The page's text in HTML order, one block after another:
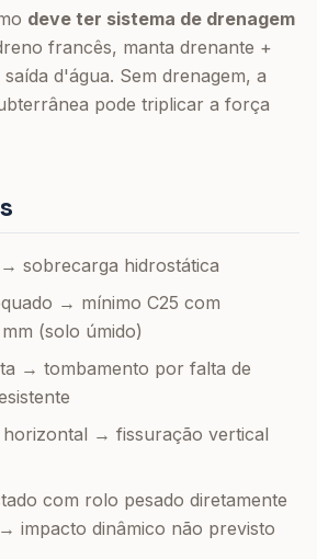
deve ter sistema de drenagem
francês, manta drenante +
d'água. Sem drenagem, a
pode triplicar a força
sobrecarga hidrostática
→ mínimo C25 com
(solo úmido)
→ tombamento por falta de
horizontal → fissuração vertical
com rolo pesado diretamente
impacto dinâmico não previsto